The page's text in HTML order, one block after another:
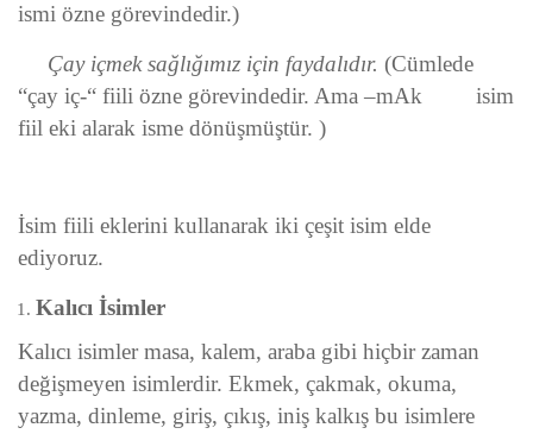
ismi özne görevindedir.)
Çay içmek sağlığımız için faydalıdır. (Cümlede
“çay iç-“ fiili özne görevindedir. Ama –mAk isim
fiil eki alarak isme dönüşmüştür. )
İsim fiili eklerini kullanarak iki çeşit isim elde
ediyoruz.
Kalıcı İsimler
Kalıcı isimler masa, kalem, araba gibi hiçbir zaman
değişmeyen isimlerdir. Ekmek, çakmak, okuma,
yazma, dinleme, giriş, çıkış, iniş kalkış bu isimlere